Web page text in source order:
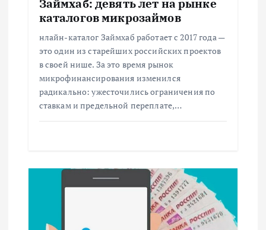
Займхаб: девять лет на рынке
каталогов микрозаймов
нлайн-каталог Займхаб работает с 2017 года —
это один из старейших российских проектов
в своей нише. За это время рынок
микрофинансирования изменился
радикально: ужесточились ограничения по
ставкам и предельной переплате,…